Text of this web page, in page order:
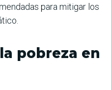
para mitigar los
pobreza en